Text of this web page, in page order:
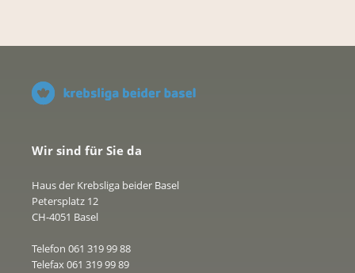
Wir sind für Sie da
Haus der Krebsliga beider Basel
Petersplatz 12
CH-4051 Basel
Telefon 061 319 99 88
Telefax 061 319 99 89